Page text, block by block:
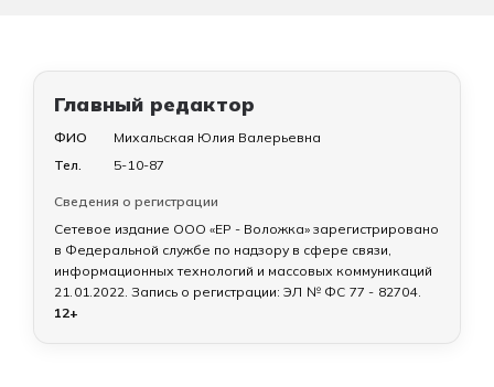
Главный редактор
ФИО
Михальская Юлия Валерьевна
Тел.
5-10-87
Сведения о регистрации
Сетевое издание ООО «ЕР - Воложка» зарегистрировано
в Федеральной службе по надзору в сфере связи,
информационных технологий и массовых коммуникаций
21.01.2022. Запись о регистрации: ЭЛ № ФС 77 - 82704.
12+